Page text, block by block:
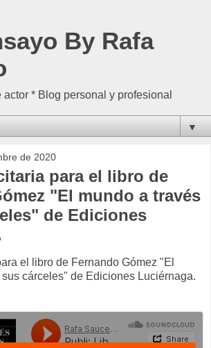
By Rafa
* Blog personal y profesional
▼
de 2020
para el libro de
"El mundo a través
de Ediciones
el libro de Fernando Gómez "El
cárceles" de Ediciones Luciérnaga.